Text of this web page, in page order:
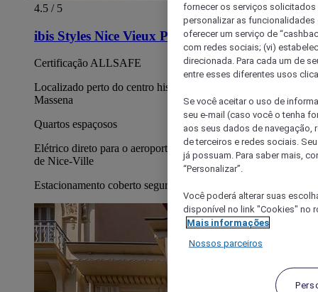
4.5 / 5
ibis Styles Nice Vieux Port
Certificação ALLSAFE
Localizado perto do centro histórico, do castelo e da Place
Massena
Quartos espaçosos
Elétrico direto para o aeroporto e para a estação de comboios
de Nice-Ville
Estacionamento coberto seguro pago
fornecer os serviços solicitados
personalizar as
oferecer um serviço de
com redes sociais; (vi)
direcionada. Para cada um de
entre esses diferentes usos
Se você aceitar o uso de
seu e-mail (caso você o tenha
aos seus dados de navegação,
de terceiros e redes sociais.
já possuam. Para saber mais,
“Personalizar”.
Você poderá alterar suas
disponível no link "Cookies" no
Mais informações
Nossos parceiros